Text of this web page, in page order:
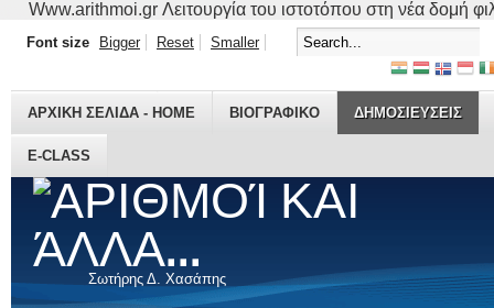
Www.arithmoi.gr Λειτουργία του ιστοτόπου στη νέα δομή
Σωτήρης Δ. Χασάπης
ΑΡΧΙΚΗ ΣΕΛΙΔΑ - HOME ΒΙΟΓΡΑΦΙΚO ΔΗΜΟΣΙΕΥΣΕΙΣ
E-CLASS
Font size Bigger Reset Smaller